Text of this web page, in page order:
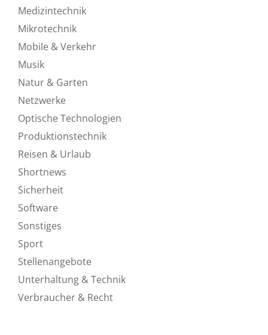
Medizintechnik
Mikrotechnik
Mobile & Verkehr
Musik
Natur & Garten
Netzwerke
Optische Technologien
Produktionstechnik
Reisen & Urlaub
Shortnews
Sicherheit
Software
Sonstiges
Sport
Stellenangebote
Unterhaltung & Technik
Verbraucher & Recht